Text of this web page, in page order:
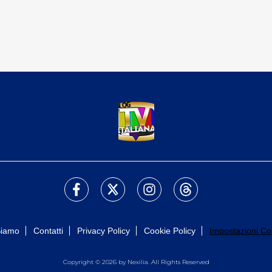
Contatti Privacy Policy Cookie Policy Impostazioni
Copyright © 2026 by Nexilia. All Rights Reserved